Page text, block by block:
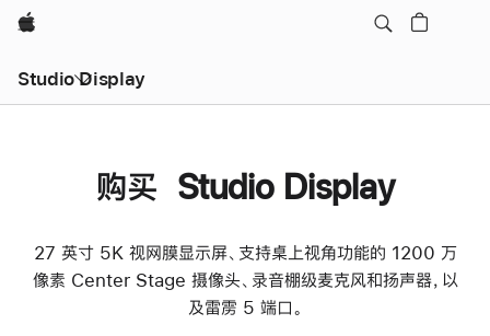
Apple
Studio Display
购买 Studio Display
27 英寸 5K 视网膜显示屏、支持桌上视角功能的 1200 万
像素 Center Stage 摄像头、录音棚级麦克风和扬声器，以
及雷雳 5 端口。